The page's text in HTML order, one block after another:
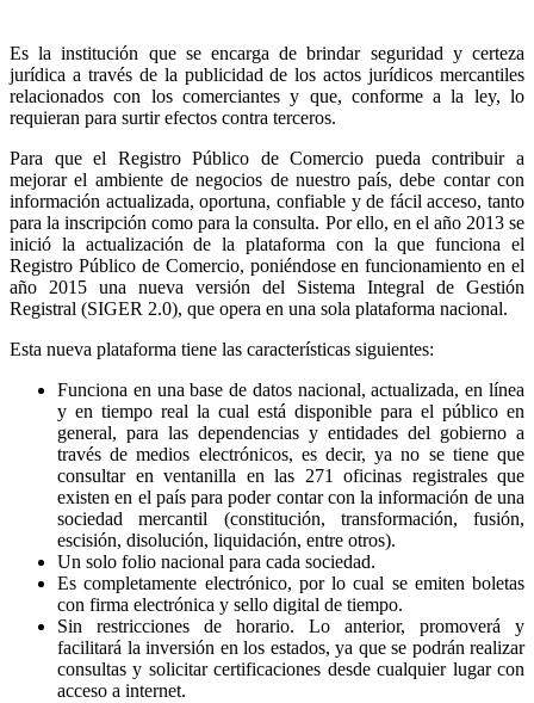
Es la institución que se encarga de brindar seguridad y certeza
jurídica a través de la publicidad de los actos jurídicos mercantiles
relacionados con los comerciantes y que, conforme a la ley, lo
requieran para surtir efectos contra terceros.
Para que el Registro Público de Comercio pueda contribuir a
mejorar el ambiente de negocios de nuestro país, debe contar con
información actualizada, oportuna, confiable y de fácil acceso, tanto
para la inscripción como para la consulta. Por ello, en el año 2013 se
inició la actualización de la plataforma con la que funciona el
Registro Público de Comercio, poniéndose en funcionamiento en el
año 2015 una nueva versión del Sistema Integral de Gestión
Registral (SIGER 2.0), que opera en una sola plataforma nacional.
Esta nueva plataforma tiene las características siguientes:
Funciona en una base de datos nacional, actualizada, en línea
y en tiempo real la cual está disponible para el público en
general, para las dependencias y entidades del gobierno a
través de medios electrónicos, es decir, ya no se tiene que
consultar en ventanilla en las 271 oficinas registrales que
existen en el país para poder contar con la información de una
sociedad mercantil (constitución, transformación, fusión,
escisión, disolución, liquidación, entre otros).
Un solo folio nacional para cada sociedad.
Es completamente electrónico, por lo cual se emiten boletas
con firma electrónica y sello digital de tiempo.
Sin restricciones de horario. Lo anterior, promoverá y
facilitará la inversión en los estados, ya que se podrán realizar
consultas y solicitar certificaciones desde cualquier lugar con
acceso a internet.